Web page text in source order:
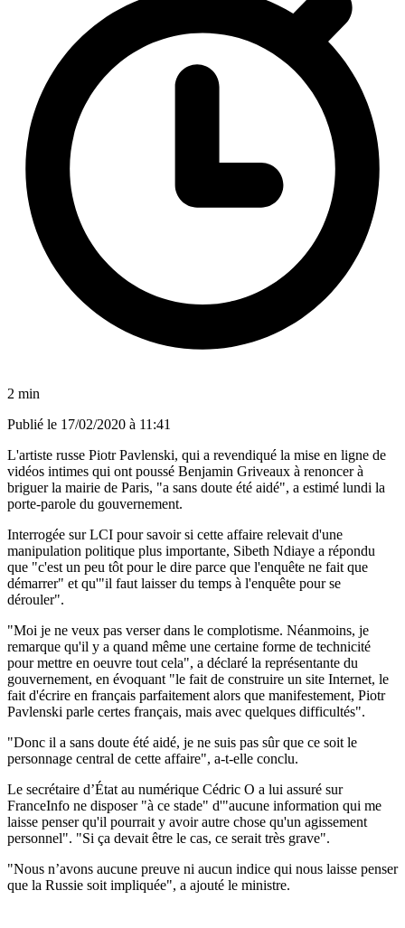
2 min
Publié le 17/02/2020 à 11:41
L'artiste russe Piotr Pavlenski, qui a revendiqué la mise en ligne de
vidéos intimes qui ont poussé Benjamin Griveaux à renoncer à
briguer la mairie de Paris, "a sans doute été aidé", a estimé lundi la
porte-parole du gouvernement.
Interrogée sur LCI pour savoir si cette affaire relevait d'une
manipulation politique plus importante, Sibeth Ndiaye a répondu
que "c'est un peu tôt pour le dire parce que l'enquête ne fait que
démarrer" et qu'"il faut laisser du temps à l'enquête pour se
dérouler".
"Moi je ne veux pas verser dans le complotisme. Néanmoins, je
remarque qu'il y a quand même une certaine forme de technicité
pour mettre en oeuvre tout cela", a déclaré la représentante du
gouvernement, en évoquant "le fait de construire un site Internet, le
fait d'écrire en français parfaitement alors que manifestement, Piotr
Pavlenski parle certes français, mais avec quelques difficultés".
"Donc il a sans doute été aidé, je ne suis pas sûr que ce soit le
personnage central de cette affaire", a-t-elle conclu.
Le secrétaire d’État au numérique Cédric O a lui assuré sur
FranceInfo ne disposer "à ce stade" d'"aucune information qui me
laisse penser qu'il pourrait y avoir autre chose qu'un agissement
personnel". "Si ça devait être le cas, ce serait très grave".
"Nous n’avons aucune preuve ni aucun indice qui nous laisse penser
que la Russie soit impliquée", a ajouté le ministre.